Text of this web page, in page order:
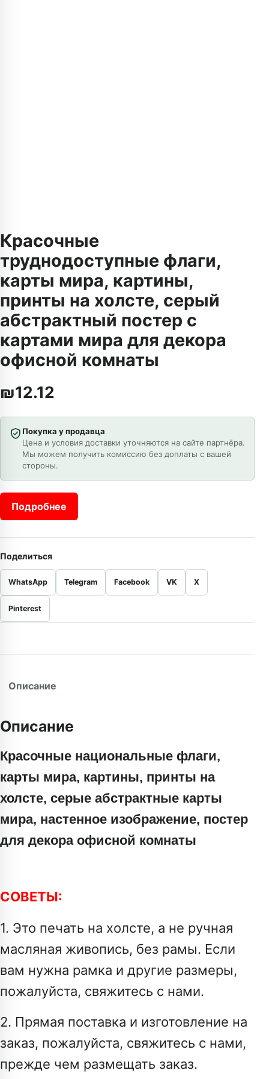
Красочные
труднодоступные флаги,
карты мира, картины,
принты на холсте, серый
абстрактный постер с
картами мира для декора
офисной комнаты
₪12.12
Покупка у продавца
Цена и условия доставки уточняются на сайте партнёра.
Мы можем получить комиссию без доплаты с вашей
стороны.
Подробнее
Поделиться
WhatsApp Telegram Facebook VK X
Pinterest
Описание
Описание
Красочные национальные флаги,
карты мира, картины, принты на
холсте, серые абстрактные карты
мира, настенное изображение, постер
для декора офисной комнаты
СОВЕТЫ:
1. Это печать на холсте, а не ручная
масляная живопись, без рамы. Если
вам нужна рамка и другие размеры,
пожалуйста, свяжитесь с нами.
2. Прямая поставка и изготовление на
заказ, пожалуйста, свяжитесь с нами,
прежде чем размещать заказ.